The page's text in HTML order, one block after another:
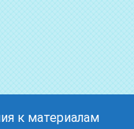
к материалам